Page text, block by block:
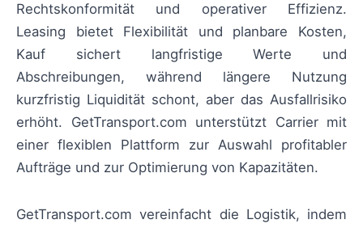
Rechtskonformität und operativer Effizienz.
Leasing bietet Flexibilität und planbare Kosten,
Kauf sichert langfristige Werte und
Abschreibungen, während längere Nutzung
kurzfristig Liquidität schont, aber das Ausfallrisiko
erhöht. GetTransport.com unterstützt Carrier mit
einer flexiblen Plattform zur Auswahl profitabler
Aufträge und zur Optimierung von Kapazitäten.
GetTransport.com vereinfacht die Logistik, indem